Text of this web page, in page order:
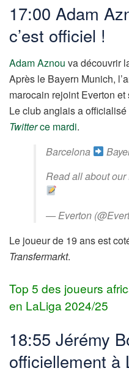
17:00 Adam
c’est officiel !
Adam Aznou va découvrir
Après le Bayern Munich,
marocain rejoint Everton et
Le club anglais a
Twitterce mardi.
Barcelona
Read all about
— Everton
Le joueur de 19 ans est
Transfermarkt.
Top 5 des joueurs
en LaLiga 2024/25
18:55 Jérémy
officiellement à